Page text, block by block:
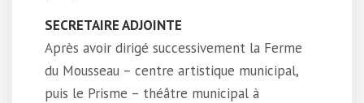
SECRETAIRE ADJOINTE
Après avoir dirigé successivement la Ferme
du Mousseau – centre artistique municipal,
puis le Prisme – théâtre municipal à